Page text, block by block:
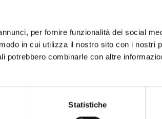
per fornire funzionalità dei social
in cui utilizza il nostro sito con i nostri
potrebbero combinarle con altre
Statistiche
30/06/2026